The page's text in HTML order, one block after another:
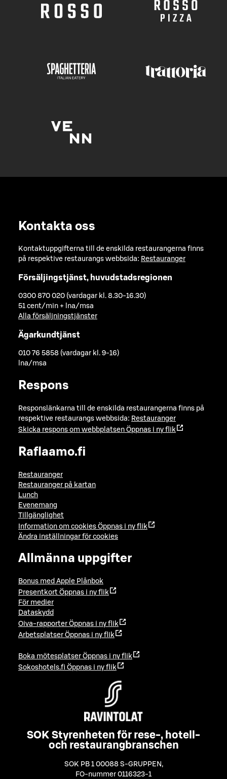
Kontakta oss
Kontaktuppgifterna till de enskilda restaurangerna finns
på respektive restaurangs webbsida: Restauranger
Försäljingstjänst, huvudstadsregionen
0300 870 020 (vardagar kl. 8.30-16.30)
51 cent/min + lna/msa
Alla försäljningstjänster
Ägarkundtjänst
010 76 5858 (vardagar kl. 9-16)
lna/msa
Respons
Responslänkarna till de enskilda restaurangerna finns på
respektive restaurangs webbsida: Restauranger
Skicka respons om webbplatsen Öppnas i ny flik
Raflaamo.fi
Restauranger
Restauranger på kartan
Lunch
Evenemang
Tillgänglighet
Information om cookies Öppnas i ny flik
Ändra inställningar för cookies
Allmänna uppgifter
Bonus med Apple Plånbok
Presentkort Öppnas i ny flik
För medier
Dataskydd
Oiva-rapporter Öppnas i ny flik
Arbetsplatser Öppnas i ny flik
Boka mötesplatser Öppnas i ny flik
Sokoshotels.fi Öppnas i ny flik
SOK Styrenheten för rese-, hotell-
och restaurangbranschen
SOK PB 1 00088 S-GRUPPEN ,
FO-nummer 0116323-1